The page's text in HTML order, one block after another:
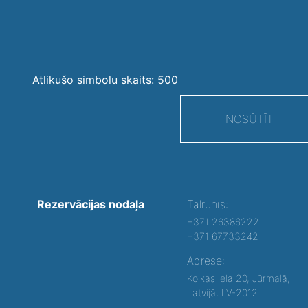
Atlikušo simbolu skaits: 500
NOSŪTĪT
Rezervācijas nodaļa Tālrunis:
+371 26386222
+371 67733242
Adrese:
Kolkas iela 20, Jūrmalā,
Latvijā, LV-2012